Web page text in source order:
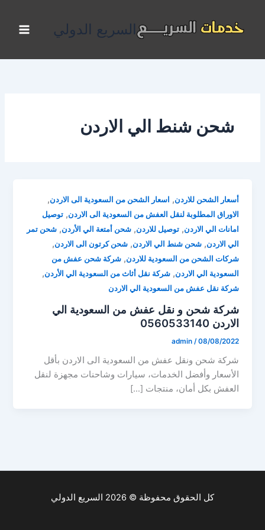
المحتوى
السريع الدولي
شحن شنط الي الاردن
أسعار الشحن للاردن, اسعار الشحن من السعودية الى الاردن,
الاوراق المطلوبة لنقل العفش من السعودية الى الاردن,توصيل
امانات الي الاردن,توصيل للاردن,شحن أمتعة الي الأردن,شحن تمر
الي الاردن,شحن شنط الي الاردن,شحن كرتون الى الاردن,
شركات الشحن من السعودية للاردن,شركة شحن عفش من
السعودية الي الاردن,شركة نقل أثاث من السعودية الي الأردن,
شركة نقل عفش من السعودية الي الاردن
شركة شحن و نقل عفش من السعودية الي
الاردن 0560533140
admin /08/08/2022
شركة شحن ونقل عفش من السعودية الى الاردن بأقل
الأسعار وأفضل الخدمات، سيارات وشاحنات مجهزة لنقل
العفش بكل أمان، منتجات […]
كل الحقوق محفوظة © 2026 السريع الدولي